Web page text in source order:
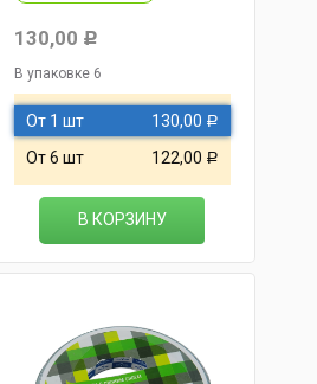
130,00 Р
В упаковке 6
От 1 шт 130,00 Р
От 6 шт 122,00 Р
В КОРЗИНУ